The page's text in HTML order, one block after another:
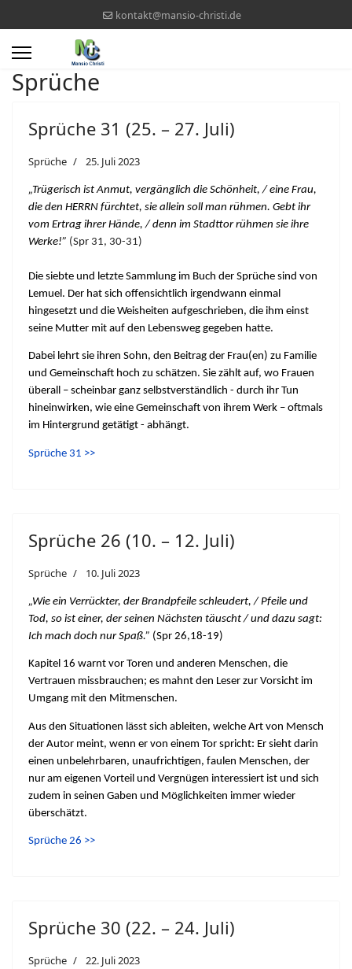
kontakt@mansio-christi.de
Sprüche
Sprüche 31 (25. – 27. Juli)
Sprüche 25. Juli 2023
„Trügerisch ist Anmut, vergänglich die Schönheit, / eine Frau,
die den HERRN fürchtet, sie allein soll man rühmen. Gebt ihr
vom Ertrag ihrer Hände, / denn im Stadttor rühmen sie ihre
Werke!” (Spr 31, 30-31)
Die siebte und letzte Sammlung im Buch der Sprüche sind von
Lemuel. Der hat sich offensichtlich irgendwann einmal
hingesetzt und die Weisheiten aufgeschrieben, die ihm einst
seine Mutter mit auf den Lebensweg gegeben hatte.
Dabei lehrt sie ihren Sohn, den Beitrag der Frau(en) zu Familie
und Gemeinschaft hoch zu schätzen. Sie zählt auf, wo Frauen
überall – scheinbar ganz selbstverständlich - durch ihr Tun
hineinwirken, wie eine Gemeinschaft von ihrem Werk – oftmals
im Hintergrund getätigt - abhängt.
Sprüche 31 >>
Sprüche 26 (10. – 12. Juli)
Sprüche 10. Juli 2023
„Wie ein Verrückter, der Brandpfeile schleudert, / Pfeile und
Tod, so ist einer, der seinen Nächsten täuscht / und dazu sagt:
Ich mach doch nur Spaß.” (Spr 26,18-19)
Kapitel 16 warnt vor Toren und anderen Menschen, die
Vertrauen missbrauchen; es mahnt den Leser zur Vorsicht im
Umgang mit den Mitmenschen.
Aus den Situationen lässt sich ableiten, welche Art von Mensch
der Autor meint, wenn er von einem Tor spricht: Er sieht darin
einen unbelehrbaren, unaufrichtigen, faulen Menschen, der
nur am eigenen Vorteil und Vergnügen interessiert ist und sich
zudem in seinen Gaben und Möglichkeiten immer wieder
überschätzt.
Sprüche 26 >>
Sprüche 30 (22. – 24. Juli)
Sprüche 22. Juli 2023